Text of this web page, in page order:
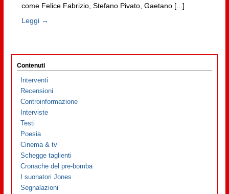
come Felice Fabrizio, Stefano Pivato, Gaetano [...]
Leggi →
Contenuti
Interventi
Recensioni
Controinformazione
Interviste
Testi
Poesia
Cinema & tv
Schegge taglienti
Cronache del pre-bomba
I suonatori Jones
Segnalazioni